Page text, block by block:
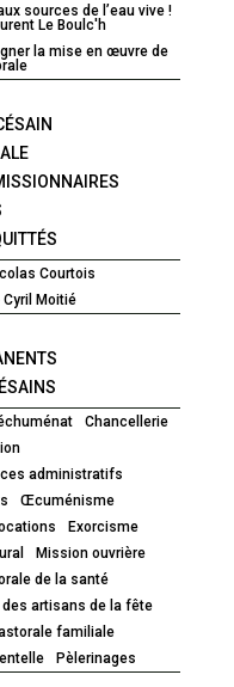
sources de l’eau vive !
Le Boulc'h
la mise en œuvre de
Courtois
Cyril Moitié
Chancellerie
administratifs
Œcuménisme
Exorcisme
Mission ouvrière
de la santé
artisans de la fête
familiale
Pèlerinages